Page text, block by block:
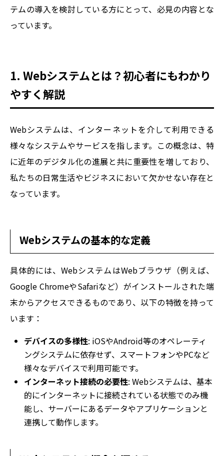
テムの導入を検討している方にとって、必見の内容とな
っています。
1. Webシステムとは？初心者にもわかり
やすく解説
Webシステムは、インターネットを介して利用できる
様々なシステムやサービスを指します。この概念は、特
に近年のデジタル化の進展と共に重要性を増しており、
私たちの日常生活やビジネスにおいて欠かせない存在と
なっています。
Webシステムの基本的な定義
具体的には、WebシステムはWebブラウザ（例えば、
Google ChromeやSafariなど）がインストールされた端
末からアクセスできるものであり、以下の特徴を持って
います：
デバイスの多様性: iOSやAndroid等のオペレーティ
ングシステムに依存せず、スマートフォンやPCなど
様々なデバイスで利用可能です。
インターネット接続の必要性: Webシステムは、基本
的にインターネットに接続されている状態でのみ機
能し、サーバーにあるデータやアプリケーションと
連携して動作します。